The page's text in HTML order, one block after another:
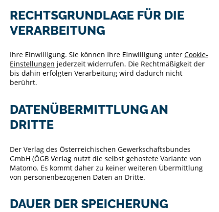
RECHTSGRUNDLAGE FÜR DIE
VERARBEITUNG
Ihre Einwilligung. Sie können Ihre Einwilligung unter Cookie-
Einstellungen jederzeit widerrufen. Die Rechtmäßigkeit der
bis dahin erfolgten Verarbeitung wird dadurch nicht
berührt.
DATENÜBERMITTLUNG AN
DRITTE
Der Verlag des Österreichischen Gewerkschaftsbundes
GmbH (ÖGB Verlag nutzt die selbst gehostete Variante von
Matomo. Es kommt daher zu keiner weiteren Übermittlung
von personenbezogenen Daten an Dritte.
DAUER DER SPEICHERUNG